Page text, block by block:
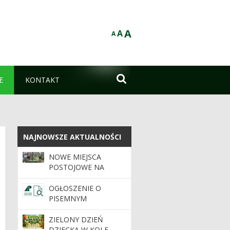
AAA
KONTAKT 
NAJNOWSZE AKTUALNOŚCI
NAJNOWSZE AKTUALNOŚCI
NOWE MIEJSCA
POSTOJOWE NA
TERENIE
NADLEŚNICTWA
PIOTRKÓW
OGŁOSZENIE O
PISEMNYM
PRZETARGU
PUBLICZNYM NA
ZIELONY DZIEŃ